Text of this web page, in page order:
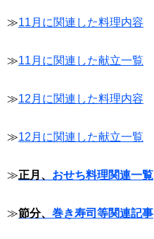
≫11月に関連した料理内容
≫11月に関連した献立一覧
≫12月に関連した料理内容
≫12月に関連した献立一覧
≫正月、 おせち料理関連一覧
≫節分、 巻き寿司等関連記事